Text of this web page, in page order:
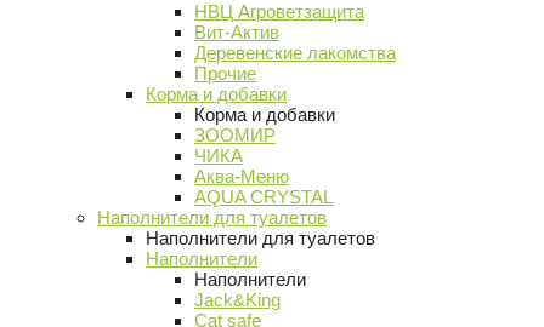
НВЦ Агроветзащита
Вит-Актив
Деревенские лакомства
Прочие
Корма и добавки
Корма и добавки
ЗООМИР
ЧИКА
Аква-Меню
AQUA CRYSTAL
Наполнители для туалетов
Наполнители для туалетов
Наполнители
Наполнители
Jack&King
Cat safe